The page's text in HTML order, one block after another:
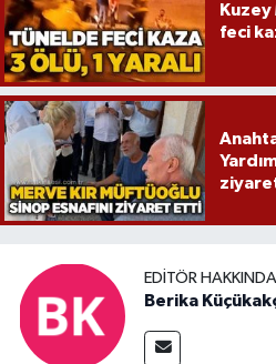
feci
EDITÖR HAKKINDA
Berika